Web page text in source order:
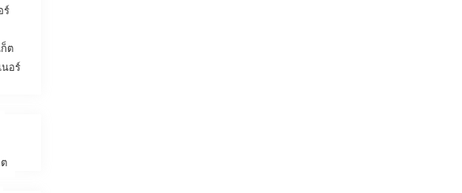
ร์
ต
นอร์